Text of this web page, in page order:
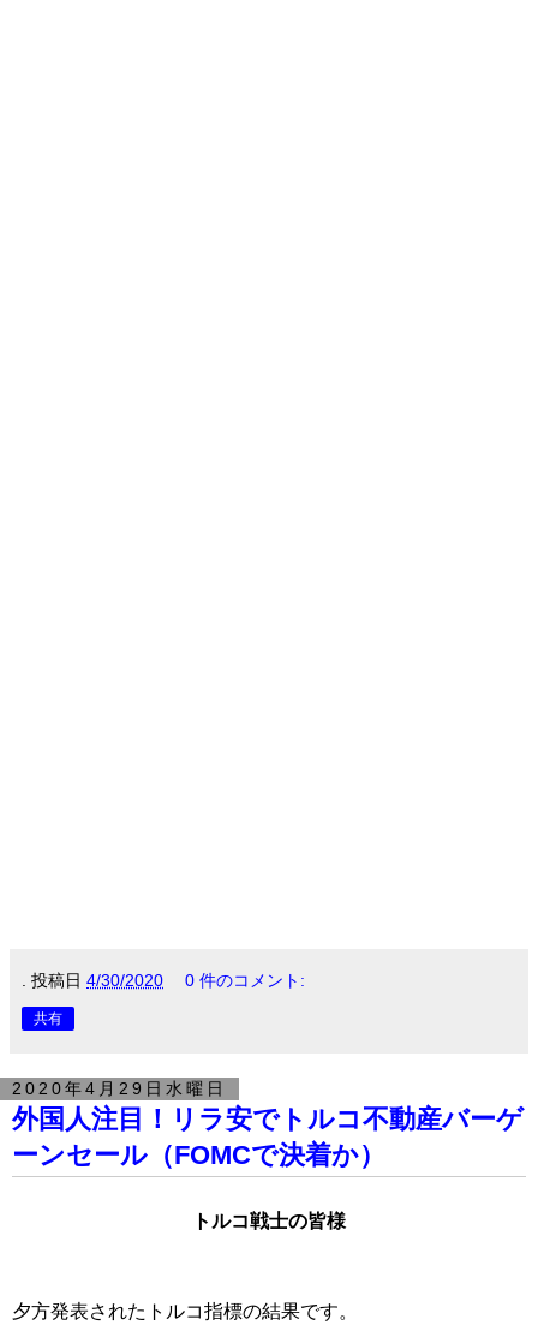
投稿日 4/30/2020 0 件のコメント:
共有
2020年4月29日水曜日
外国人注目！リラ安でトルコ不動産バーゲ
ーンセール（FOMCで決着か）
トルコ戦士の皆様
夕方発表されたトルコ指標の結果です。